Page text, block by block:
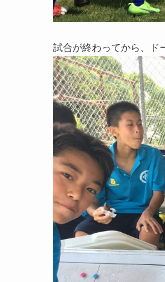
試合が終わってから、ド